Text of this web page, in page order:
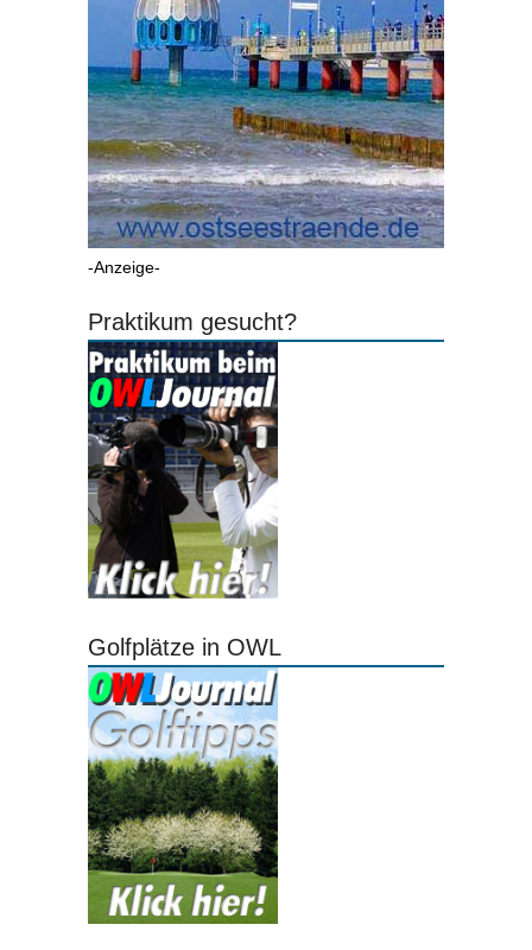
-Anzeige-
Praktikum gesucht?
Golfplätze in OWL